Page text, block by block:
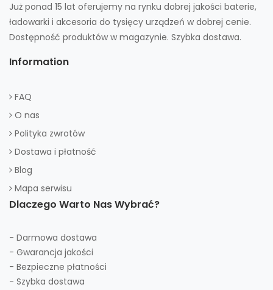
Już ponad 15 lat oferujemy na rynku dobrej jakości baterie,
ładowarki i akcesoria do tysięcy urządzeń w dobrej cenie.
Dostępność produktów w magazynie. Szybka dostawa.
Information
FAQ
O nas
Polityka zwrotów
Dostawa i płatność
Blog
Mapa serwisu
Dlaczego Warto Nas Wybrać?
- Darmowa dostawa
- Gwarancja jakości
- Bezpieczne płatności
- Szybka dostawa